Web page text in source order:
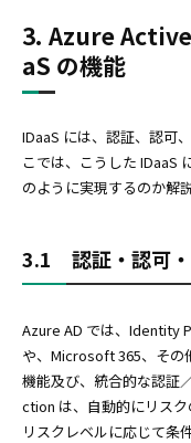
3. Azure
aS の機能
IDaaS には、認証、認可
こでは、こうした IDaaS
のように実現するのか解説
3.1 認証・認可・
Azure AD では、Identity
や、Microsoft 365、その
機能及び、統合的な認証
ction は、自動的にリス
リスクレベルに応じて条